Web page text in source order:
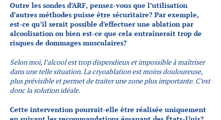
Outre les sondes d’ARF, pensez-vous que l’utilisation
d’autres méthodes puisse être sécuritaire? Par exemple,
est-ce qu’il serait possible d’effectuer une ablation par
alcoolisation ou bien est-ce que cela entraînerait trop de
risques de dommages musculaires?
Selon moi, l’alcool est trop dispendieux et impossible à maîtriser
dans une telle situation. La cryoablation est moins douloureuse,
plus prévisible et permet de traiter une zone plus importante. C’est
donc la solution idéale.
Cette intervention pourrait-elle être réalisée uniquement